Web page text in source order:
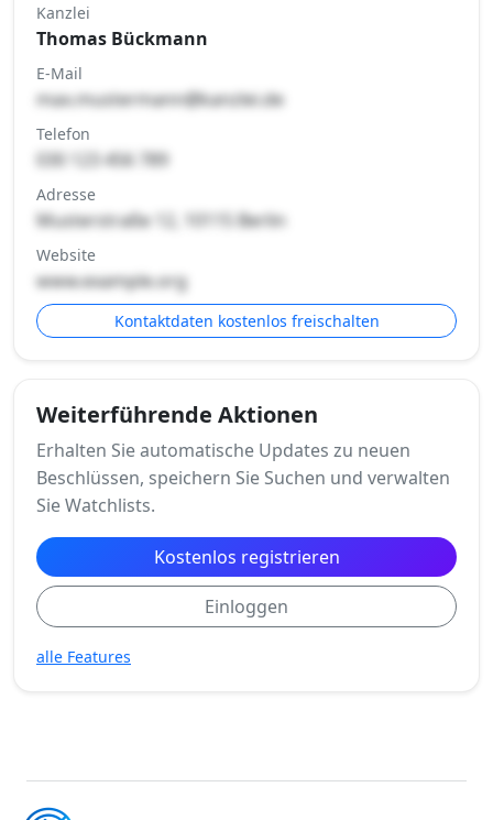
Kanzlei
Thomas Bückmann
E-Mail
max.mustermann@kanzlei.de
Telefon
030 123 456 789
Adresse
Musterstraße 12, 10115 Berlin
Website
www.example.org
Kontaktdaten kostenlos freischalten
Weiterführende Aktionen
Erhalten Sie automatische Updates zu neuen
Beschlüssen, speichern Sie Suchen und verwalten
Sie Watchlists.
Kostenlos registrieren
Einloggen
alle Features